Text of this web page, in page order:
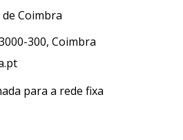
Coimbra
300, Coimbra
para a rede fixa